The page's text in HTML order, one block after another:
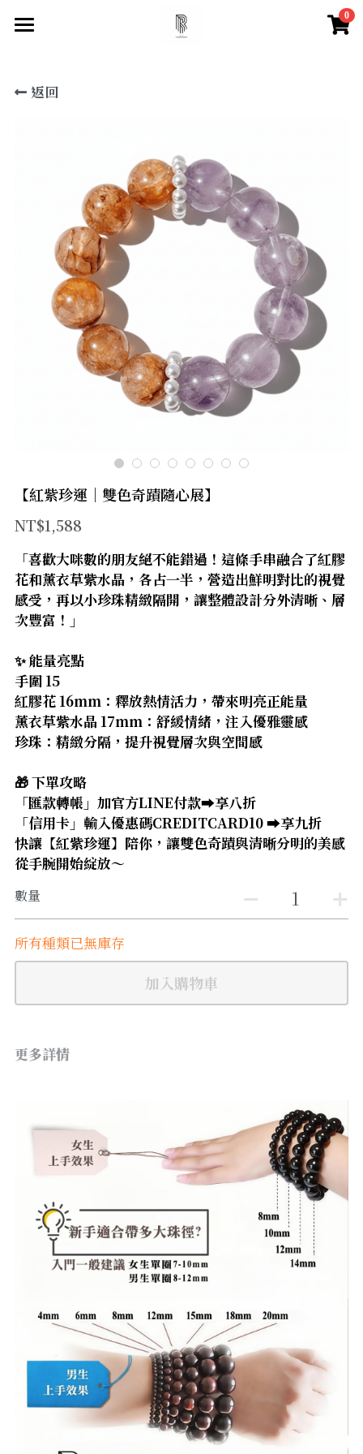
0
尋找你的祝福
所有商品分類
【項鍊】
【手鍊款】
【眉心輪 頂輪】
【喉輪】
【心輪】
【太陽神經叢】
【海底輪】
【新品上市】
【療癒類水晶】
【財富類水晶】
【智慧類水晶】
【人緣類水晶】
【8-10mm 珠徑】
【14mm以上 珠徑】
天然水晶特性
水晶必備知識
脈輪測試
登錄/註冊
搜索
官方LINE
返回
【紅紫珍運｜雙色奇蹟隨心展】
NT$1,588
「喜歡大咪數的朋友絕不能錯過！這條手串融合了紅膠
花和薰衣草紫水晶，各占一半，營造出鮮明對比的視覺
感受，再以小珍珠精緻隔開，讓整體設計分外清晰、層
次豐富！」
✨ 能量亮點
手圍 15
紅膠花 16mm：釋放熱情活力，帶來明亮正能量
薰衣草紫水晶 17mm：舒緩情緒，注入優雅靈感
珍珠：精緻分隔，提升視覺層次與空間感
🎁 下單攻略
「匯款轉帳」加官方LINE付款➡️享八折
「信用卡」輸入優惠碼CREDITCARD10 ➡️享九折
快讓【紅紫珍運】陪你，讓雙色奇蹟與清晰分明的美感
從手腕開始綻放～
數量
所有種類已無庫存
加入購物車
更多詳情
×
商品分類
所有商品分類
×
部落格分類
所有博客分類